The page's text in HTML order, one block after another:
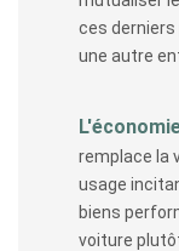
ces
une autre
remplace la
usage
biens
voiture